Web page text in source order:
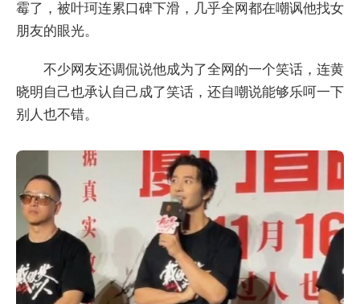
霉了，被叶珂连累口碑下滑，几乎全网都在嘲讽他找女
朋友的眼光。
不少网友还调侃说他成为了全网的一个笑话，连黄
晓明自己也承认自己成了笑话，还自嘲说能够乐呵一下
别人也不错。